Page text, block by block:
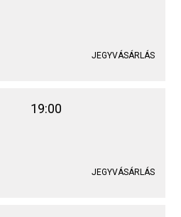
JEGYVÁSÁRLÁS
19:00
JEGYVÁSÁRLÁS